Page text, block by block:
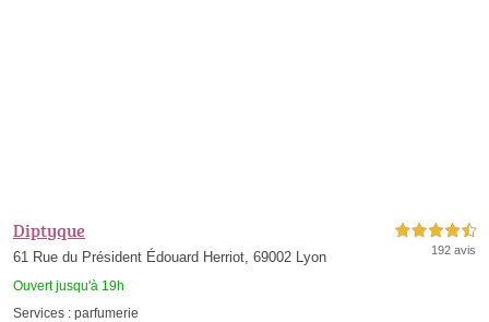
Diptyque
61 Rue du Président Édouard Herriot, 69002 Lyon
Ouvert jusqu'à 19h
4,5 étoiles sur 5
192 avis
Services : parfumerie